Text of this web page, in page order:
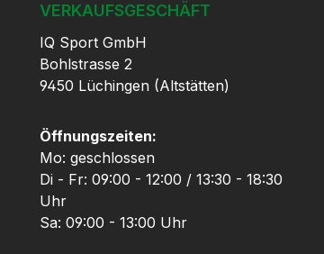
VERKAUFSGESCHÄFT
IQ Sport GmbH
Bohlstrasse 2
9450 Lüchingen (Altstätten)
Öffnungszeiten:
Mo: geschlossen
Di - Fr: 09:00 - 12:00 / 13:30 - 18:30
Uhr
Sa: 09:00 - 13:00 Uhr